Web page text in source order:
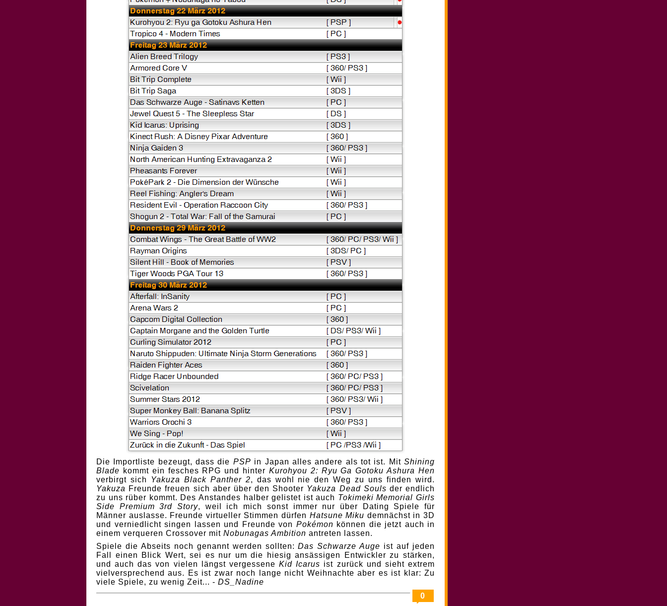
Die Importliste bezeugt, dass die PSP in Japan alles andere als tot ist. MitShining
Blade kommt ein fesches RPG und hinter Kurohyou 2: Ryu Ga Gotoku Ashura Hen
verbirgt sich Yakuza Black Panther 2, das wohl nie den Weg zu uns finden wird.
Yakuza Freunde freuen sich aber über den Shooter Yakuza Dead Souls der endlich
zu uns rüber kommt. Des Anstandes halber gelistet ist auch Tokimeki Memorial Girls
Side Premium 3rd Story, weil ich mich sonst immer nur über Dating Spiele für
Männer auslasse. Freunde virtueller Stimmen dürfen Hatsune Miku demnächst in 3D
und verniedlicht singen lassen und Freunde von Pokémon können die jetzt auch in
einem verqueren Crossover mit Nobunagas Ambition antreten lassen.
Spiele die Abseits noch genannt werden sollten:Das Schwarze Auge ist auf jeden
Fall einen Blick Wert, sei es nur um die hiesig ansässigen Entwickler zu stärken,
und auch das von vielen längst vergesseneKid Icarus ist zurück und sieht extrem
vielversprechend aus. Es ist zwar noch lange nicht Weihnachte aber es ist klar: Zu
viele Spiele, zu wenig Zeit... - DS_Nadine
0